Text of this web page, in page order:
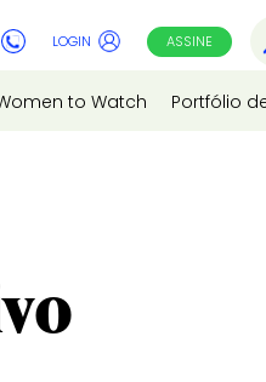
LOGIN ASSINE
to Watch Portfólio